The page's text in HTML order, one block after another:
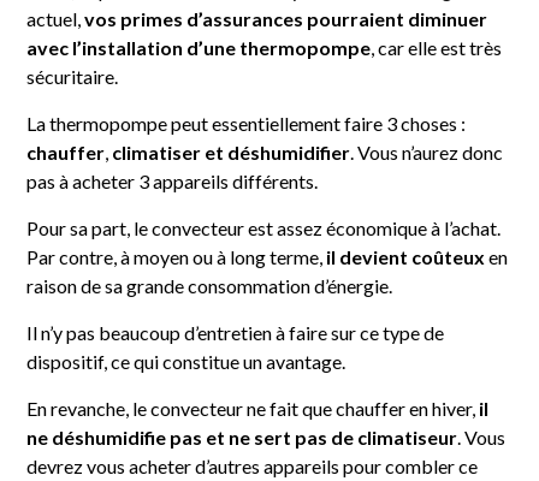
actuel,vos primes d’assurances pourraient diminuer
avec l’installation d’une thermopompe, car elle est très
sécuritaire.
La thermopompe peut essentiellement faire 3 choses :
chauffer, climatiser et déshumidifier. Vous n’aurez donc
pas à acheter 3 appareils différents.
Pour sa part, le convecteur est assez économique à l’achat.
Par contre, à moyen ou à long terme, il devient coûteux en
raison de sa grande consommation d’énergie.
Il n’y pas beaucoup d’entretien à faire sur ce type de
dispositif, ce qui constitue un avantage.
En revanche, le convecteur ne fait que chauffer en hiver, il
ne déshumidifie pas et ne sert pas de climatiseur. Vous
devrez vous acheter d’autres appareils pour combler ce